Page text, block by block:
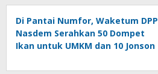
Di Pantai Numfor, Waketum DPP
Nasdem Serahkan 50 Dompet
Ikan untuk UMKM dan 10 Jonson